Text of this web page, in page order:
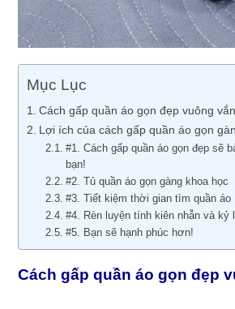
Mục Lục
Cách gấp quần áo gọn đẹp vuông vắn
Lợi ích của cách gấp quần áo gọn
#1. Cách gấp quần áo gọn đẹp sẽ
bạn!
#2. Tủ quần áo gọn gàng khoa học
#3. Tiết kiệm thời gian tìm quần áo
#4. Rèn luyện tính kiên nhẫn và kỷ
#5. Bạn sẽ hạnh phúc hơn!
Cách gấp quần áo gọn đẹp